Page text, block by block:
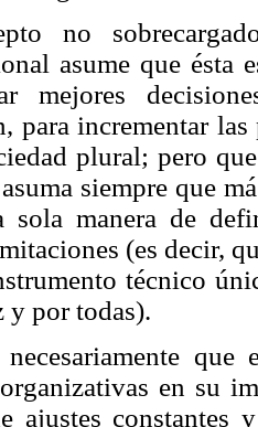
no
asume que ésta
mejores
para incrementar
plural; pero
siempre que
sola manera de
(es decir,
técnico
y por todas).
necesariamente
en su
ajustes